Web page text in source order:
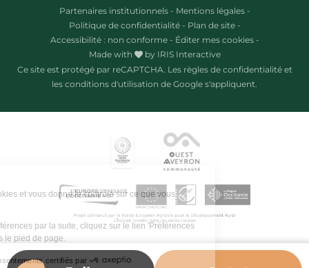
Partenaires institutionnels - Mentions légales -
Politique de confidentialité - Plan de site -
Accessibilité : non conforme - Éditer mes cookies -
Made with
by IRIS Interactive
Ce site est protégé par reCAPTCHA. Les règles de confidentialitéet
les conditions d'utilisation de Google s'appliquent.
Ce site utilise des cookies et vous donne le contrôle sur ce que vous
Pour modifier vos préférences par la suite, cliquez sur le lien 'Préférences
de cookies' situé dans le pied de page.
Consentements certifiés par